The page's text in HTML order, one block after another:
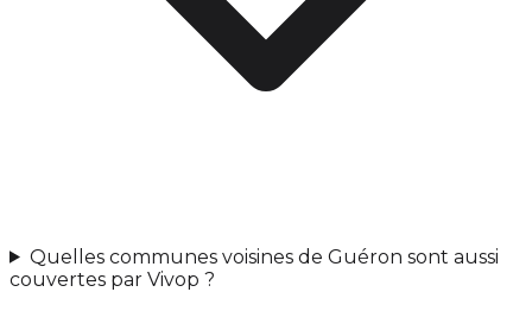
Quelles communes voisines de Guéron sont aussi
couvertes par Vivop ?